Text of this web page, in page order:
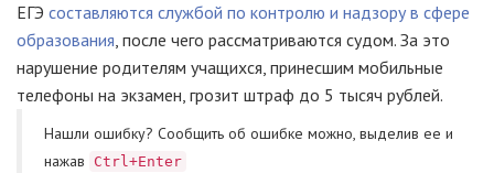
ЕГЭ составляются службой по контролю и надзору в сфере
образования, после чего рассматриваются судом. За это
нарушение родителям учащихся, принесшим мобильные
телефоны на экзамен, грозит штраф до 5 тысяч рублей.
Нашли ошибку? Cообщить об ошибке можно, выделив ее и
нажав
Ctrl+Enter